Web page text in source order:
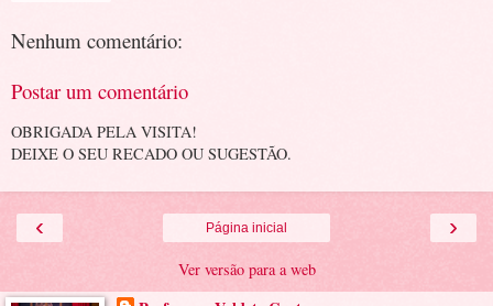
Nenhum comentário:
Postar um comentário
OBRIGADA PELA VISITA!
DEIXE O SEU RECADO OU SUGESTÃO.
‹ ›
Página inicial
Ver versão para a web